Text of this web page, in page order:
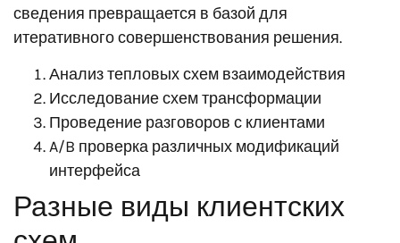
сведения превращается в базой для
итеративного совершенствования решения.
Анализ тепловых схем взаимодействия
Исследование схем трансформации
Проведение разговоров с клиентами
A/B проверка различных модификаций
интерфейса
Разные виды клиентских